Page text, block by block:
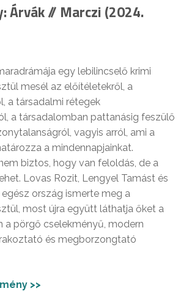
Árvák // Marczi (2024.
egy lebilincselő krimi
mesél az előítéletekről, a
a társadalmi rétegek
a társadalomban pattanásig feszülő
vagyis arról, ami a
a mindennapjainkat.
biztos, hogy van feloldás, de a
Lovas Rozit, Lengyel Tamást és
ország ismerte meg a
most újra együtt láthatja őket a
a pörgő cselekményű, modern
és megborzongtató
>>